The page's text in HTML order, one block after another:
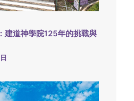
建道神學院125年的挑戰與